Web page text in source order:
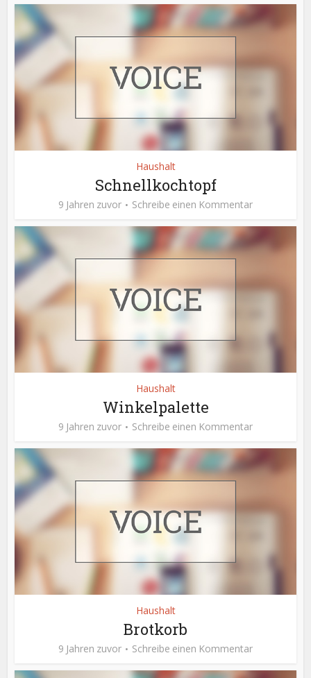
Haushalt
Schnellkochtopf
9 Jahren zuvor Schreibe einen Kommentar
Haushalt
Winkelpalette
9 Jahren zuvor Schreibe einen Kommentar
Haushalt
Brotkorb
9 Jahren zuvor Schreibe einen Kommentar